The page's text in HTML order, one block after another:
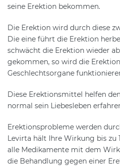
seine Erektion bekommen.
Die Erektion wird durch diese
Die eine führt die Erektion
schwächt die Erektion wieder
gekommen, so wird die
Geschlechtsorgane
Diese Erektionsmittel helfen
normal sein Liebesleben
Erektionsprobleme werden
Levirta hält Ihre Wirkung bis zu
alle Medikamente mit dem
die Behandlung gegen einer